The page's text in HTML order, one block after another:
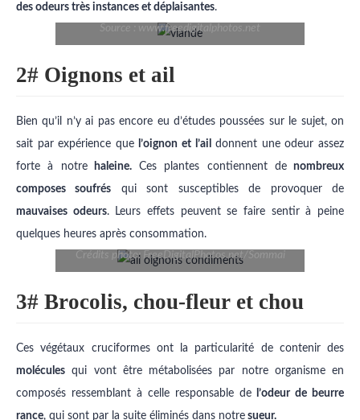
des odeurs très instances et déplaisantes.
Source : www.freedigitalphotos.net
2# Oignons et ail
Bien qu’il n’y ai pas encore eu d’études poussées sur le sujet, on
sait par expérience que l’oignon et l’ail
donnent une odeur assez
forte à notrehaleine.Ces plantes contiennent denombreux
composes soufrés qui sont susceptibles de provoquer de
mauvaises odeurs. Leurs effets peuvent se faire sentir à peine
quelques heures après consommation.
Crédits photo: FreeDigitalPhotos.net/Sommai
3# Brocolis, chou-fleur et chou
Ces végétaux cruciformes ont la particularité de contenir des
molécules qui vont être métabolisées par notre organisme en
composés ressemblant à celle responsable de l’odeur de beurre
rance, qui sont par la suite éliminés dans notre sueur.